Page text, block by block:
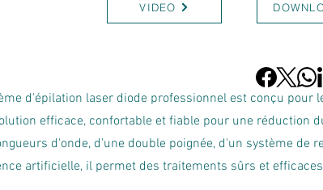
VIDEO
d'épilation laser diode professionnel est conçu
efficace, confortable et fiable pour une réduction
d'onde, d'une double poignée, d'un système de
artificielle, il permet des traitements sûrs et